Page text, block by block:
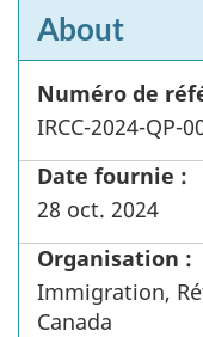
About
Numéro de
IRCC-2024-QP-
Date fournie :
28 oct. 2024
Organisation :
Immigration,
Canada